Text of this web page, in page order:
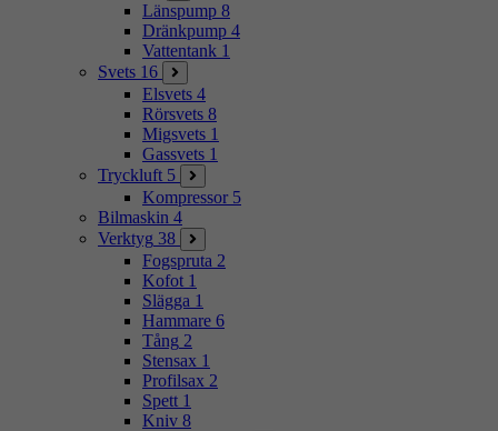
Länspump 8
Dränkpump 4
Vattentank 1
Svets 16
Elsvets 4
Rörsvets 8
Migsvets 1
Gassvets 1
Tryckluft 5
Kompressor 5
Bilmaskin 4
Verktyg 38
Fogspruta 2
Kofot 1
Slägga 1
Hammare 6
Tång 2
Stensax 1
Profilsax 2
Spett 1
Kniv 8